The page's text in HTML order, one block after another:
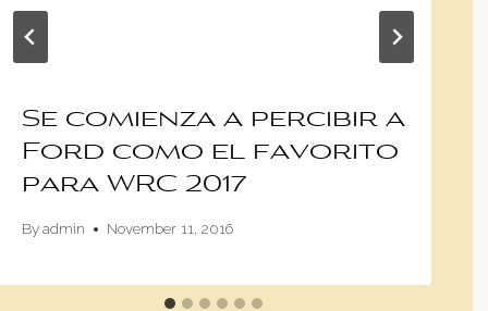
Se comienza a percibir a
Ford como el favorito
para WRC 2017
Byadmin November 11, 2016